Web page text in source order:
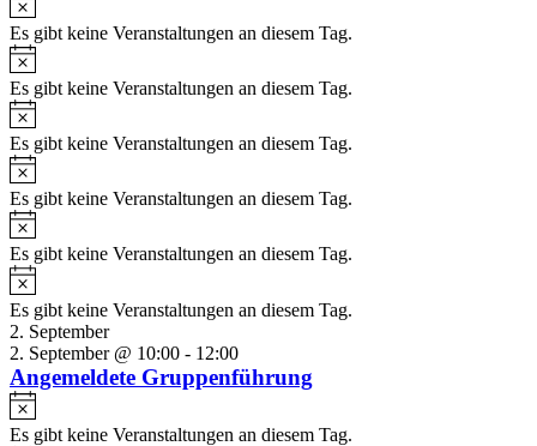
Es gibt keine Veranstaltungen an diesem Tag.
Es gibt keine Veranstaltungen an diesem Tag.
Es gibt keine Veranstaltungen an diesem Tag.
Es gibt keine Veranstaltungen an diesem Tag.
Es gibt keine Veranstaltungen an diesem Tag.
Es gibt keine Veranstaltungen an diesem Tag.
2. September
2. September @ 10:00 - 12:00
Angemeldete Gruppenführung
Es gibt keine Veranstaltungen an diesem Tag.